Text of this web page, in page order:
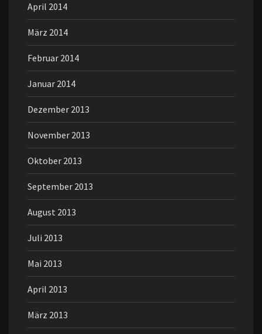
April 2014
März 2014
Februar 2014
Januar 2014
Dezember 2013
November 2013
Oktober 2013
September 2013
August 2013
Juli 2013
Mai 2013
April 2013
März 2013